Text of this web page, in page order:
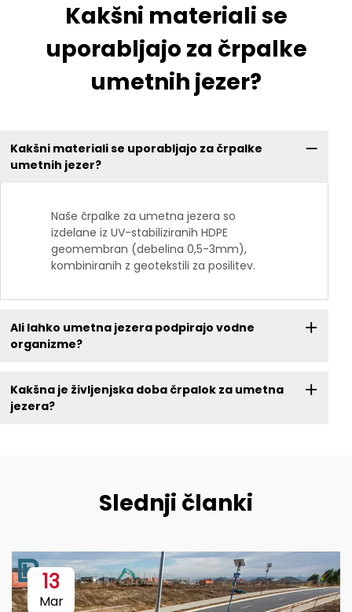
Kakšni materiali se
uporabljajo za črpalke
umetnih jezer?
Kakšni materiali se uporabljajo za črpalke
umetnih jezer?
Naše črpalke za umetna jezera so
izdelane iz UV-stabiliziranih HDPE
geomembran (debelina 0,5-3mm),
kombiniranih z geotekstili za posilitev.
Ali lahko umetna jezera podpirajo vodne
organizme?
Kakšna je življenjska doba črpalok za umetna
jezera?
Slednji članki
13
Mar